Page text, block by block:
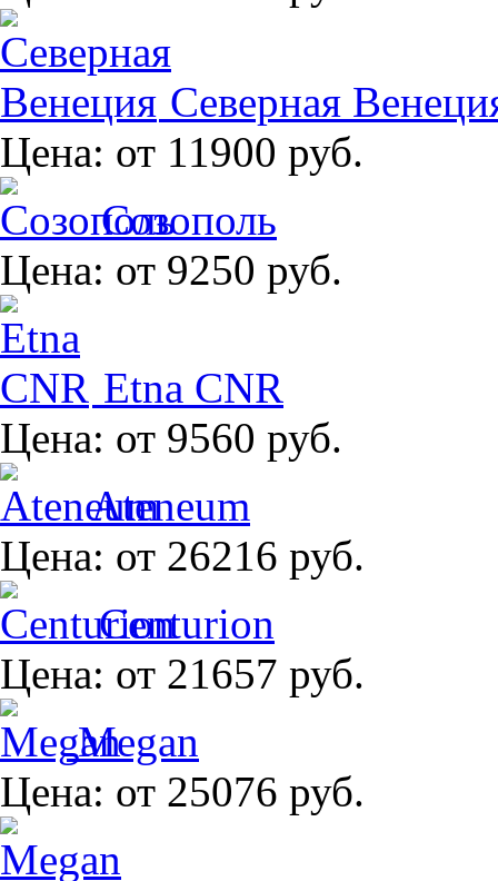
Северная
Цена: от 11900 руб.
Созополь
Цена: от 9250 руб.
Etna CNR
Цена: от 9560 руб.
Ateneum
Цена: от 26216 руб.
Centurion
Цена: от 21657 руб.
Megan
Цена: от 25076 руб.